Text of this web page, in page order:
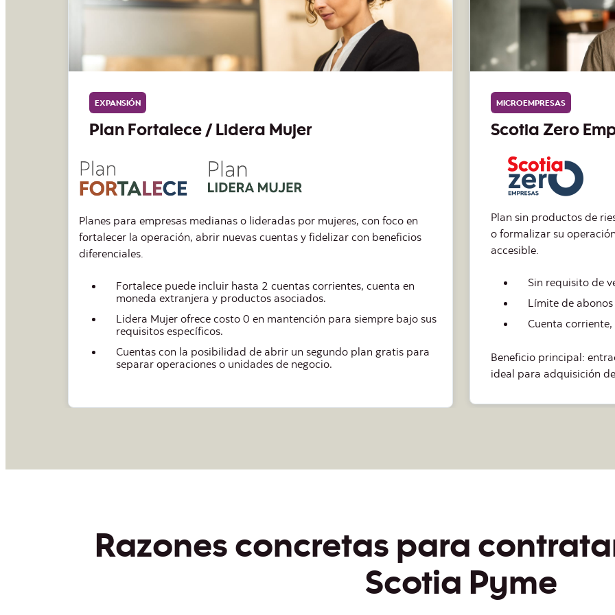
MICROEMPRESAS
Scotia Zero Empresas
Plan sin productos de riesgo, orientado a empresas que buscan partir
o formalizar su operación bancaria con una solución simple y
accesible.
Sin requisito de ventas ni antigüedad.
Límite de abonos mensuales de $7.000.000 y 1.000 USD.
Cuenta corriente, tarjeta de débito y ScotiaWeb.
Beneficio principal: entrada simple al ecosistema bancario pyme,
EMPRESAS PEQUEÑAS
Plan Impulsa
Alternativa para
productos de crédito,
herramientas
Incluye 1 cuenta
Requiere 12
Razones concretas para
Scotia Pyme